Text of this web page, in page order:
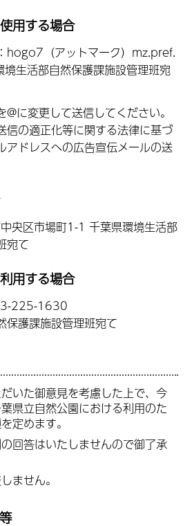
用する場合
hogo7（アットマーク）mz.pref.
生活部自然保護課施設管理班宛
に変更して送信してください。
の適正化等に関する法律に基づ
アドレスへの広告宣伝メールの送
央区市場町1-1 千葉県環境生活部
宛て
用する場合
225-1630
保護課施設管理班宛て
いた御意見を考慮した上で、今
県立自然公園における利用のた
定めます。
回答はいたしませんので御了承
ません。